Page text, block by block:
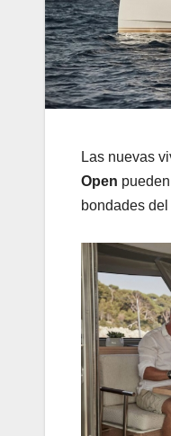
Las nuevas
Open
bondades del